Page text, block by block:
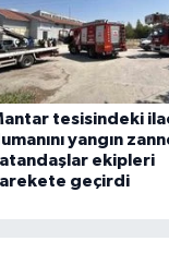
tesisindeki
yangın
ekipleri
geçirdi